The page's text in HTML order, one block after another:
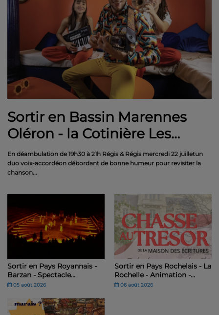
Sortir en Bassin Marennes
Oléron - la Cotinière Les
mercredis de l'été - Balades
musicales
En déambulation de 19h30 à 21h Régis & Régis mercredi 22 juilletun
duo voix-accordéon débordant de bonne humeur pour revisiter la
chanson...
Sortir en Pays Royannais -
Barzan - Spectacle
historique "Le Nouveau
du Fâ
05 août 2026
Sortir en Pays Rochelais - La
Rochelle - Animation -
Chasse au trésor de la
06 août 2026